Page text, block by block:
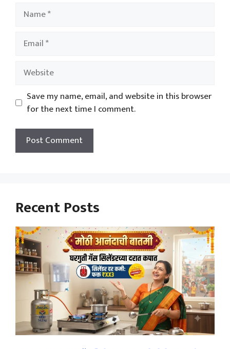
Name
Email
Website
Save my name, email, and website in this browser
for the next time I comment.
Recent Posts